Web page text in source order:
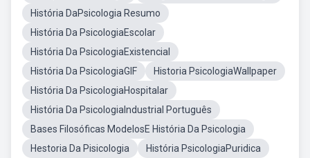
História DaPsicologia Resumo
História Da PsicologiaEscolar
História Da PsicologiaExistencial
História Da PsicologiaGIF
Historia PsicologiaWallpaper
História Da PsicologiaHospitalar
História Da PsicologiaIndustrial Português
Bases Filosóficas ModelosE História Da Psicologia
Hestoria Da Pisicologia
História PsicologiaPuridica